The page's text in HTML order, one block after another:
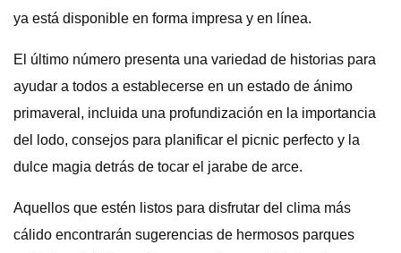
ya está disponible en forma impresa y en línea.
El último número presenta una variedad de historias para
ayudar a todos a establecerse en un estado de ánimo
primaveral, incluida una profundización en la importancia
del lodo, consejos para planificar el picnic perfecto y la
dulce magia detrás de tocar el jarabe de arce.
Aquellos que estén listos para disfrutar del clima más
cálido encontrarán sugerencias de hermosos parques